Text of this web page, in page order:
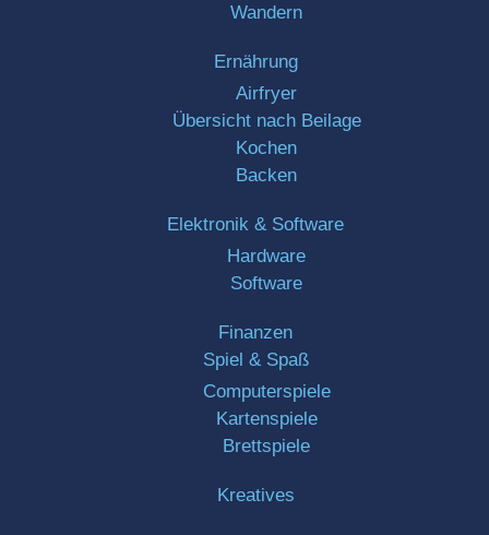
Wandern
Ernährung
Airfryer
Übersicht nach Beilage
Kochen
Backen
Elektronik & Software
Hardware
Software
Finanzen
Spiel & Spaß
Computerspiele
Kartenspiele
Brettspiele
Kreatives